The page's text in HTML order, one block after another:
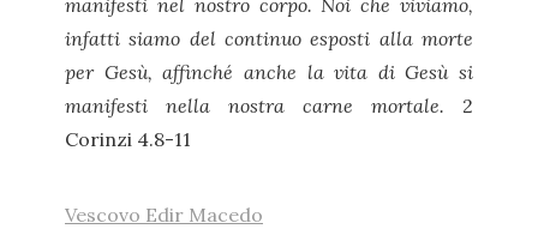
manifesti nel nostro corpo. Noi che viviamo,
infatti siamo del continuo esposti alla morte
per Gesù, affinché anche la vita di Gesù si
manifesti nella nostra carne mortale. 2
Corinzi 4.8-11
Vescovo Edir Macedo